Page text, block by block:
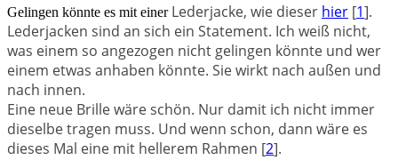
Gelingen könnte es mit einer Lederjacke, wie dieser hier [1].
Lederjacken sind an sich ein Statement. Ich weiß nicht,
was einem so angezogen nicht gelingen könnte und wer
einem etwas anhaben könnte. Sie wirkt nach außen und
nach innen.
Eine neue Brille wäre schön. Nur damit ich nicht immer
dieselbe tragen muss. Und wenn schon, dann wäre es
dieses Mal eine mit hellerem Rahmen [2].